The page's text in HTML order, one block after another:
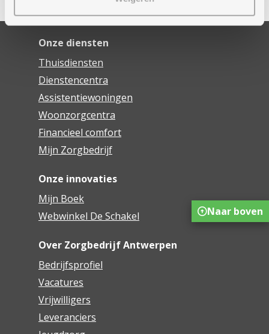
Onze diensten
Thuisdiensten
Dienstencentra
Assistentiewoningen
Woonzorgcentra
Financieel comfort
Mijn Zorgbedrijf
Onze innovaties
Mijn Boek
Webwinkel De Schakel
Over Zorgbedrijf Antwerpen
Bedrijfsprofiel
Vacatures
Vrijwilligers
Leveranciers
Naar boven